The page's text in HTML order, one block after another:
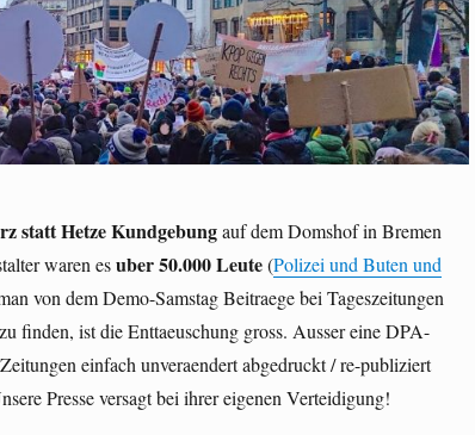
statt Hetze Kundgebungauf dem Domshof in Bremen
waren esuber 50.000 Leute(Polizei und Buten und
von dem Demo-Samstag Beitraege bei Tageszeitungen
finden, ist die Enttaeuschung gross. Ausser eine DPA-
einfach unveraendert abgedruckt / re-publiziert
Presse versagt bei ihrer eigenen Verteidigung!